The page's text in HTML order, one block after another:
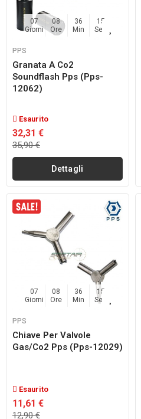
07
Giorni
08
Ore
36
Min
14
Sec
PPS
Granata A Co2
Soundflash Pps (pps-
12062)
Esaurito
32,31 €
35,90 €
Dettagli
07
Giorni
08
Ore
36
Min
14
Sec
PPS
Chiave Per Valvole
Gas/co2 Pps (pps-12029)
Esaurito
11,61 €
12,90 €